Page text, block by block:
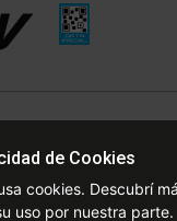
de Cookies
cookies. Descubrí
uso por nuestra parte.